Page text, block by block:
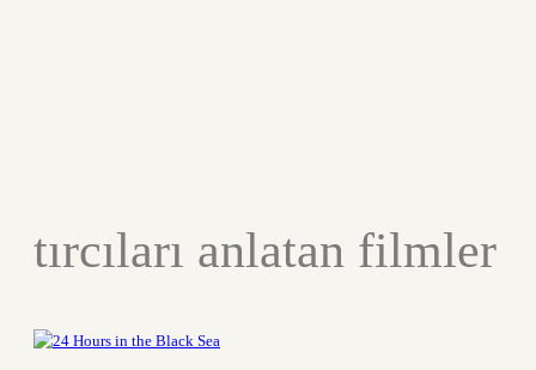
tırcıları anlatan filmler